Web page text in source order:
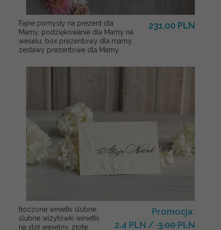
Fajne pomysły na prezent dla
Mamy, podziękowanie dla Mamy na
weselu, box prezentowy dla mamy,
zestawy prezentowe dla Mamy
231.00 PLN
tłoczone winietki ślubne,
ślubne wizytówki winietki
na stół weselny, złote
Promocja:
2.4 PLN / 3.00 PLN